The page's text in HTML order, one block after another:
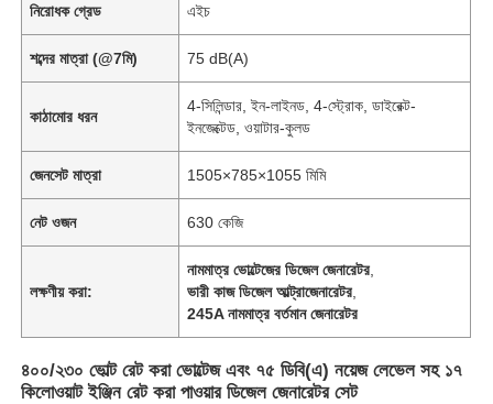
নিরোধক গ্রেড এইচ
শব্দের মাত্রা (@7মি) 75 dB(A)
কাঠামোর ধরন
4-সিলিন্ডার, ইন-লাইনড, 4-স্ট্রোক, ডাইরেক্ট-
ইনজেক্টেড, ওয়াটার-কুলড
জেনসেট মাত্রা 1505×785×1055 মিমি
নেট ওজন 630 কেজি
লক্ষণীয় করা:
নামমাত্র ভোল্টেজের ডিজেল জেনারেটর,
ভারী কাজ ডিজেল আল্ট্রাজেনারেটর,
245A নামমাত্র বর্তমান জেনারেটর
৪০০/২৩০ ভোল্ট রেট করা ভোল্টেজ এবং ৭৫ ডিবি(এ) নয়েজ লেভেল সহ ১৭
কিলোওয়াট ইঞ্জিন রেট করা পাওয়ার ডিজেল জেনারেটর সেট